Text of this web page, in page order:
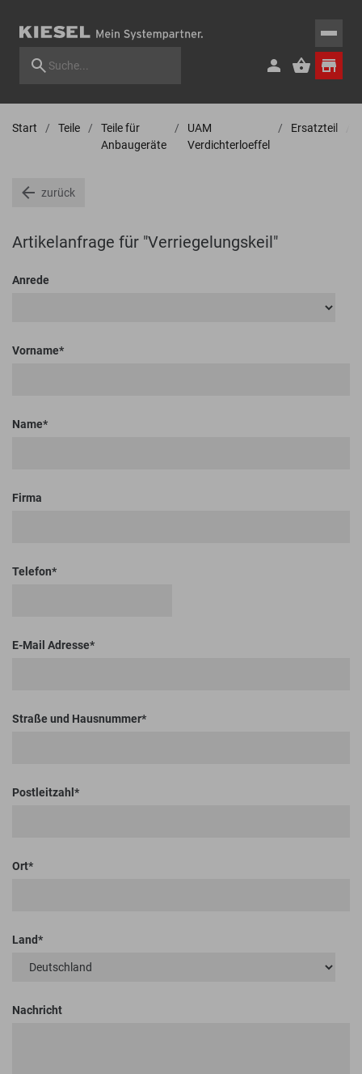
Start Teile
Teile für
Anbaugeräte
UAM
Verdichterloeffel
Ersatzteil
zurück
Artikelanfrage für "Verriegelungskeil"
Anrede
Vorname
Name
Firma
Telefon
E-Mail Adresse
Straße und Hausnummer
Postleitzahl
Ort
Land
Nachricht